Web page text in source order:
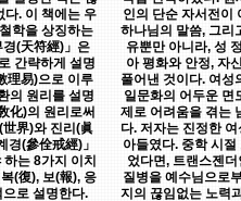
다. 이 책에는 우
학을 상징하는
(天符經)」은
간략하게 설명
理易)으로 이루
의 원리를 설명
化)의 원리로써
界)와 진리(眞
경(參佺戒經)」
하는 8가지 이치
(復), 보(報), 응
로 설명한다.
인의 단순 자서전이
하나님의 말씀, 그리
유뿐만 아니라, 성
아 평화와 안정, 자
풀어낸 것이다. 여성
일문화의 어두운 면
제로 어려움을 겪는
다. 저자는 진정한
아들였다. 중학 시
었다면, 트랜스젠
질병을 예수님으로
지의 끊임없는 노력